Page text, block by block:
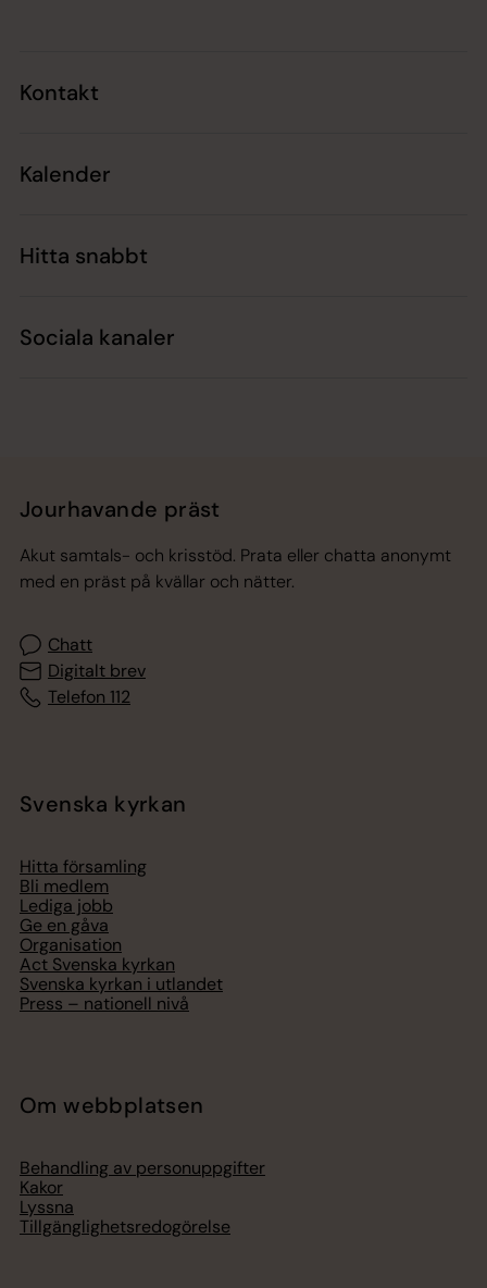
Kontakt
Kalender
Hitta snabbt
Sociala kanaler
Jourhavande präst
Akut samtals- och krisstöd. Prata eller chatta anonymt
med en präst på kvällar och nätter.
Chatt
Digitalt brev
Telefon 112
Svenska kyrkan
Hitta församling
Bli medlem
Lediga jobb
Ge en gåva
Organisation
Act Svenska kyrkan
Svenska kyrkan i utlandet
Press – nationell nivå
Om webbplatsen
Behandling av personuppgifter
Kakor
Lyssna
Tillgänglighetsredogörelse